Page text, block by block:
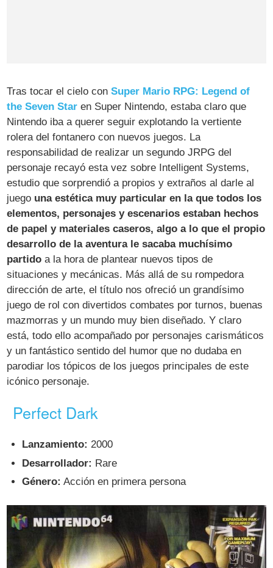
Tras tocar el cielo conSuper Mario RPG: Legend of
the Seven Star en Super Nintendo, estaba claro que
Nintendo iba a querer seguir explotando la vertiente
rolera del fontanero con nuevos juegos. La
responsabilidad de realizar un segundo JRPG del
personaje recayó esta vez sobre Intelligent Systems,
estudio que sorprendió a propios y extraños al darle al
juego una estética muy particular en la que todos los
elementos, personajes y escenarios estaban hechos
de papel y materiales caseros, algo a lo que el propio
desarrollo de la aventura le sacaba muchísimo
partido a la hora de plantear nuevos tipos de
situaciones y mecánicas. Más allá de su rompedora
dirección de arte, el título nos ofreció un grandísimo
juego de rol con divertidos combates por turnos, buenas
mazmorras y un mundo muy bien diseñado. Y claro
está, todo ello acompañado por personajes carismáticos
y un fantástico sentido del humor que no dudaba en
parodiar los tópicos de los juegos principales de este
icónico personaje.
Perfect Dark
Lanzamiento: 2000
Desarrollador: Rare
Género: Acción en primera persona